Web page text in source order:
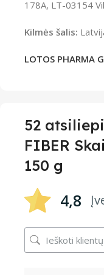
178A, LT-03154
Kilmės šalis:
LOTOS PHARMA
52
FIBER
150 g
4,8